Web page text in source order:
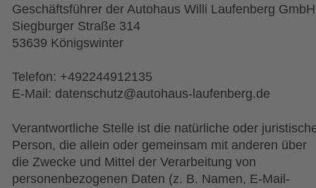
Geschäftsführer der Autohaus Willi Laufenberg GmbH
Siegburger Straße 314
53639 Königswinter
Telefon: +492244912135
E-Mail: datenschutz@autohaus-laufenberg.de
Verantwortliche Stelle ist die natürliche oder
Person, die allein oder gemeinsam mit anderen über
die Zwecke und Mittel der Verarbeitung von
personenbezogenen Daten (z. B. Namen, E-Mail-